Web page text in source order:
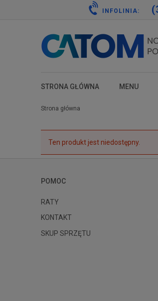
INFOLINIA:
STRONA GŁÓWNA
test
MENU
Strona główna
Ten produkt jest niedostępny.
POMOC
RATY
KONTAKT
SKUP SPRZĘTU